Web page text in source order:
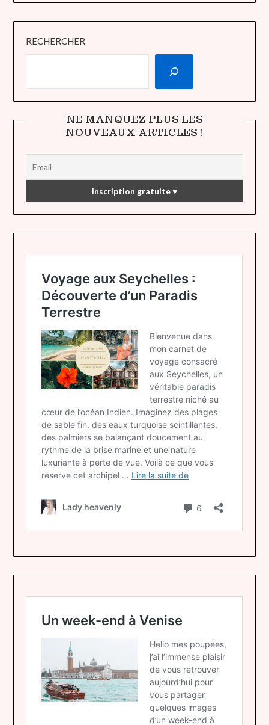
RECHERCHER
NE MANQUEZ PLUS LES
NOUVEAUX ARTICLES !